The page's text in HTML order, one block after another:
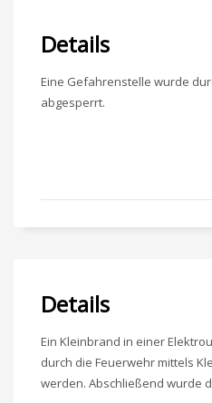
Details
Eine Gefahrenstelle wurde
abgesperrt.
Details
Ein Kleinbrand in einer
durch die Feuerwehr mittels
werden. Abschließend wurde